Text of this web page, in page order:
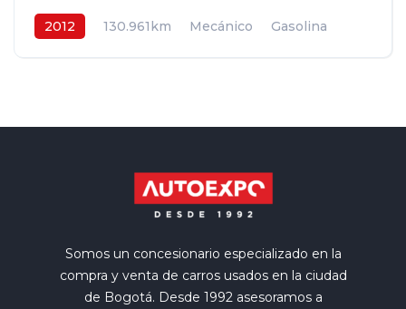
2012 130.961km Mecánico
Gasolina
Somos un concesionario especializado en la
compra y venta de carros usados en la ciudad
de Bogotá. Desde 1992 asesoramos a